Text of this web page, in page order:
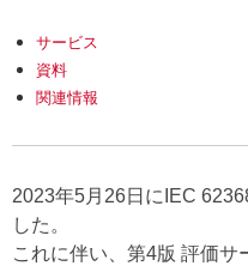
サービス
資料
関連情報
2023年5月26日にIEC
した。
これに伴い、第4版 評価サ